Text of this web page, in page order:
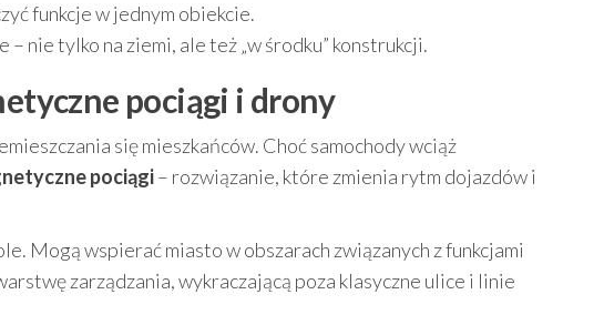
funkcje w jednym obiekcie.
nie tylko na ziemi, ale też „w środku” konstrukcji.
pociągi i drony
się mieszkańców. Choć samochody wciąż
pociągi– rozwiązanie, które zmienia rytm dojazdów i
Mogą wspierać miasto w obszarach związanych z funkcjami
zarządzania, wykraczającą poza klasyczne ulice i linie